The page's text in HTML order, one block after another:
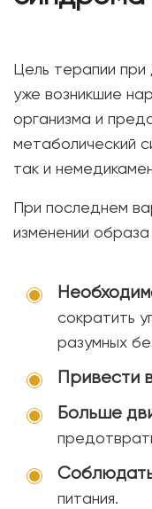
Цель терапии
уже возникшие
организма и
метаболический
так и
При последнем
изменении
сократить
разумных
Привести
Больше
питания.